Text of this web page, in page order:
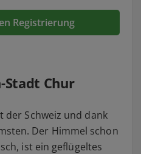
Registrierung
Stadt Chur
der Schweiz und dank
Der Himmel schon
ist ein geflügeltes